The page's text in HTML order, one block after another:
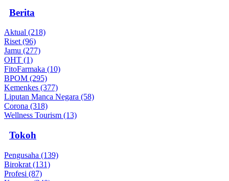
Berita
Aktual (218)
Riset (96)
Jamu (277)
OHT (1)
FitoFarmaka (10)
BPOM (295)
Kemenkes (377)
Liputan Manca Negara (58)
Corona (318)
Wellness Tourism (13)
Tokoh
Pengusaha (139)
Birokrat (131)
Profesi (87)